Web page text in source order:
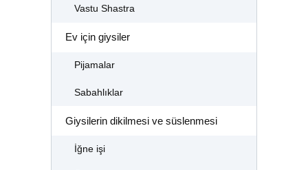
Vastu Shastra
Ev için giysiler
Pijamalar
Sabahlıklar
Giysilerin dikilmesi ve süslenmesi
İğne işi